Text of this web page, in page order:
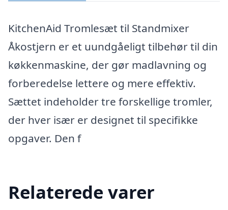
KitchenAid Tromlesæt til Standmixer
Åkostjern er et uundgåeligt tilbehør til din
køkkenmaskine, der gør madlavning og
forberedelse lettere og mere effektiv.
Sættet indeholder tre forskellige tromler,
der hver især er designet til specifikke
opgaver. Den f
Relaterede varer